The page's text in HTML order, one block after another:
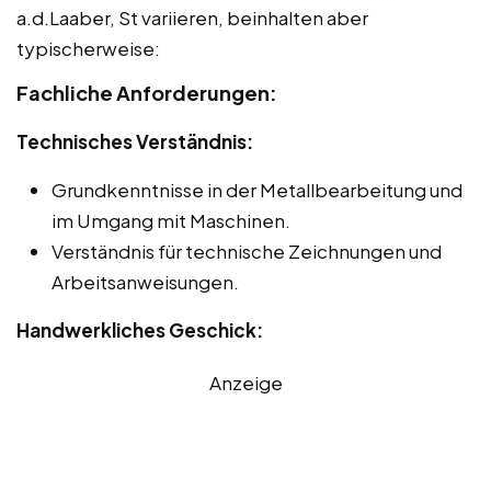
a.d.Laaber, St variieren, beinhalten aber
typischerweise:
Fachliche Anforderungen:
Technisches Verständnis:
Grundkenntnisse in der Metallbearbeitung und
im Umgang mit Maschinen.
Verständnis für technische Zeichnungen und
Arbeitsanweisungen.
Handwerkliches Geschick:
Anzeige